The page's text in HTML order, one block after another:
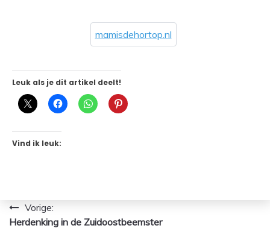
mamisdehortop.nl
Leuk als je dit artikel deelt!
Vind ik leuk:
Bericht
navigatie
Vorige:
Herdenking in de Zuidoostbeemster